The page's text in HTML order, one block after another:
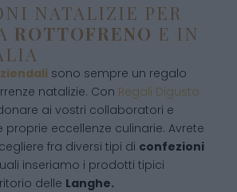
NATALIZIE PER
ROTTOFRENO E IN
sono sempre un regalo
natalizie. Con Regali Digusto
ai vostri collaboratori e
proprie eccellenze culinarie. Avrete
fra diversi tipi di confezioni
inseriamo i prodotti tipici
delle Langhe.